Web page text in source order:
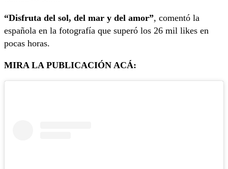
“Disfruta del sol, del mar y del amor”, comentó la
española en la fotografía que superó los 26 mil likes en
pocas horas.
MIRA LA PUBLICACIÓN ACÁ: